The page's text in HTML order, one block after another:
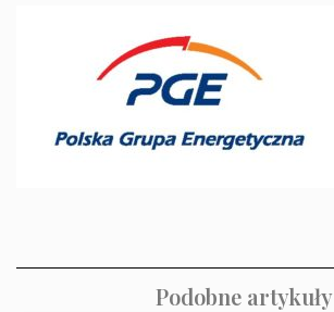
Podobne artykuły